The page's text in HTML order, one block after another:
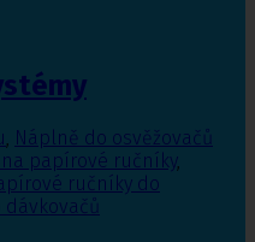
, Náplně do osvěžovačů
papírové ručníky,
ručníky do
dávkovačů